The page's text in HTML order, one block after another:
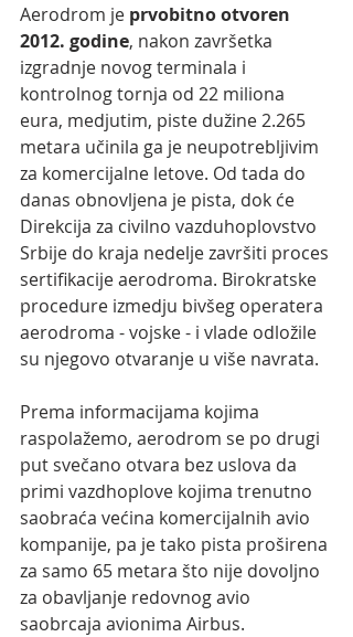
Aerodrom je prvobitno otvoren
2012. godine, nakon završetka
izgradnje novog terminala i
kontrolnog tornja od 22 miliona
eura, medjutim, piste dužine 2.265
metara učinila ga je neupotrebljivim
za komercijalne letove. Od tada do
danas obnovljena je pista, dok će
Direkcija za civilno vazduhoplovstvo
Srbije do kraja nedelje završiti proces
sertifikacije aerodroma. Birokratske
procedure izmedju bivšeg operatera
aerodroma - vojske - i vlade odložile
su njegovo otvaranje u više navrata.
Prema informacijama kojima
raspolažemo, aerodrom se po drugi
put svečano otvara bez uslova da
primi vazdhoplove kojima trenutno
saobraća većina komercijalnih avio
kompanije, pa je tako pista proširena
za samo 65 metara što nije dovoljno
za obavljanje redovnog avio
saobrcaja avionima Airbus.